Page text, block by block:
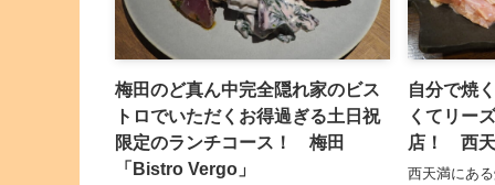
梅田のど真ん中完全隠れ家のビス
トロでいただくお得過ぎる土日祝
限定のランチコース！ 梅田
「Bistro Vergo」
自分で焼
くてリー
店！ 西
西天満にあ